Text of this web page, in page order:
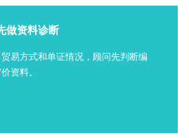
做资料诊断
易方式和单证情况，顾问先判断编
资料。